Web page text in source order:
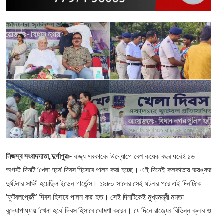
নিজস্ব সংবাদদাতা,দুর্গাপুরঃ-রাজ্য সরকারের উদ্যোগে বেশ কয়েক বছর ধরেই ১৬
অগস্ট দিনটি ‘খেলা হবে’ দিবস হিসেবে পালন করা হচ্ছে। এই দিনেই কলকাতায় ভয়ঙ্কর
দুর্ঘটনার সাক্ষী হয়েছিল ইডেন গার্ডেন্স। ১৯৮০ সালের সেই ঘটনার পরে এই দিনটিকে
‘ফুটবলপ্রেমী’ দিবস হিসাবে পালন করা হত। সেই দিনটিকেই মুখ্যমন্ত্রী মমতা
বন্দ্যোপাধ্যায় ‘খেলা হবে’ দিবস হিসাবে ঘোষণা করেন। যে দিনে রাজ্যের বিভিন্ন ক্লাব ও